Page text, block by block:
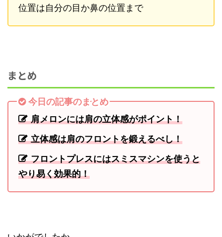
位置は自分の目か鼻の位置まで
まとめ
今日の記事のまとめ
肩メロンには肩の立体感がポイント！
立体感は肩のフロントを鍛えるべし！
フロントプレスにはスミスマシンを使うと
やり易く効果的！